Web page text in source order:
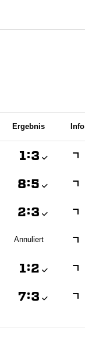
Ergebnis Info
:
:
:
Annuliert
:
: